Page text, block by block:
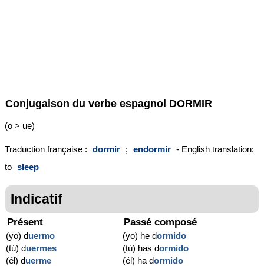
Conjugaison du verbe espagnol DORMIR
(o > ue)
Traduction française : dormir ; endormir - English translation:
to sleep
Indicatif
Présent
(yo) duermo
(tú) duermes
(él) duerme
Passé composé
(yo) he dormido
(tú) has dormido
(él) ha dormido